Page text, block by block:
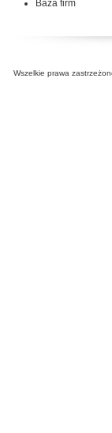
Baza firm
Wszelkie prawa